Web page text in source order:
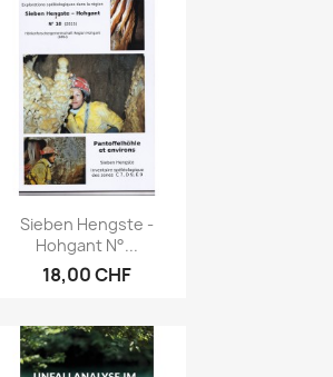
Aperçu rapide
Sieben Hengste -
Hohgant N°...
18,00 CHF